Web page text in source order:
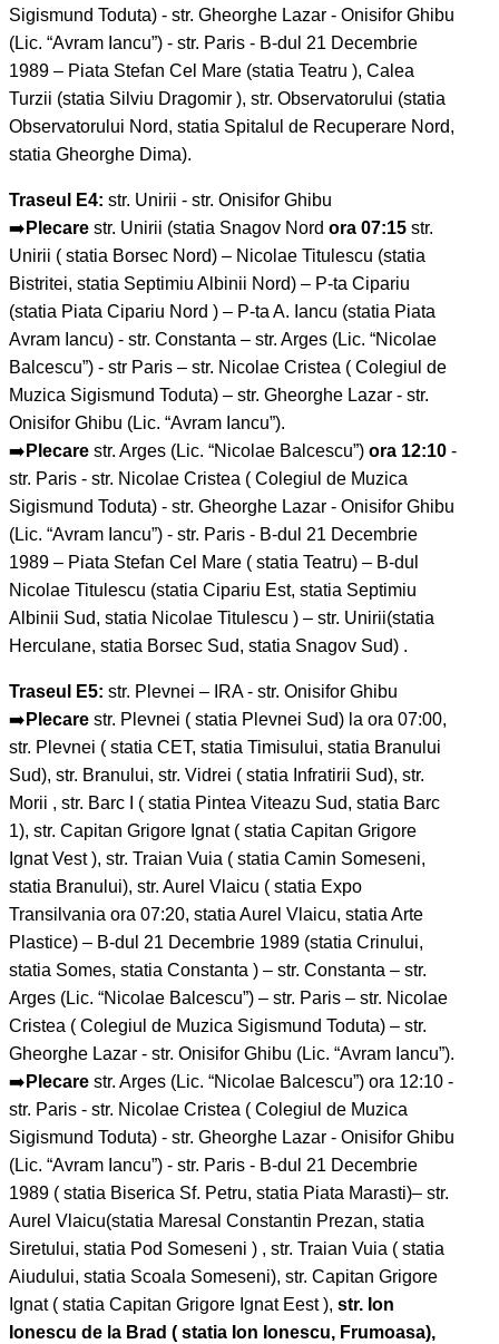
Sigismund Toduta) - str. Gheorghe Lazar - Onisifor Ghibu
(Lic. “Avram Iancu”) - str. Paris - B-dul 21 Decembrie
1989 – Piata Stefan Cel Mare (statia Teatru ), Calea
Turzii (statia Silviu Dragomir ), str. Observatorului (statia
Observatorului Nord, statia Spitalul de Recuperare Nord,
statia Gheorghe Dima).
Traseul E4: str. Unirii - str. Onisifor Ghibu
➡️ Plecare str. Unirii (statia Snagov Nord ora 07:15 str.
Unirii ( statia Borsec Nord) – Nicolae Titulescu (statia
Bistritei, statia Septimiu Albinii Nord) – P-ta Cipariu
(statia Piata Cipariu Nord ) – P-ta A. Iancu (statia Piata
Avram Iancu) - str. Constanta – str. Arges (Lic. “Nicolae
Balcescu”) - str Paris – str. Nicolae Cristea ( Colegiul de
Muzica Sigismund Toduta) – str. Gheorghe Lazar - str.
Onisifor Ghibu (Lic. “Avram Iancu”).
➡️ Plecare str. Arges (Lic. “Nicolae Balcescu”) ora 12:10 -
str. Paris - str. Nicolae Cristea ( Colegiul de Muzica
Sigismund Toduta) - str. Gheorghe Lazar - Onisifor Ghibu
(Lic. “Avram Iancu”) - str. Paris - B-dul 21 Decembrie
1989 – Piata Stefan Cel Mare ( statia Teatru) – B-dul
Nicolae Titulescu (statia Cipariu Est, statia Septimiu
Albinii Sud, statia Nicolae Titulescu ) – str. Unirii(statia
Herculane, statia Borsec Sud, statia Snagov Sud) .
Traseul E5: str. Plevnei – IRA - str. Onisifor Ghibu
➡️ Plecare str. Plevnei ( statia Plevnei Sud) la ora 07:00,
str. Plevnei ( statia CET, statia Timisului, statia Branului
Sud), str. Branului, str. Vidrei ( statia Infratirii Sud), str.
Morii , str. Barc I ( statia Pintea Viteazu Sud, statia Barc
1), str. Capitan Grigore Ignat ( statia Capitan Grigore
Ignat Vest ), str. Traian Vuia ( statia Camin Someseni,
statia Branului), str. Aurel Vlaicu ( statia Expo
Transilvania ora 07:20, statia Aurel Vlaicu, statia Arte
Plastice) – B-dul 21 Decembrie 1989 (statia Crinului,
statia Somes, statia Constanta ) – str. Constanta – str.
Arges (Lic. “Nicolae Balcescu”) – str. Paris – str. Nicolae
Cristea ( Colegiul de Muzica Sigismund Toduta) – str.
Gheorghe Lazar - str. Onisifor Ghibu (Lic. “Avram Iancu”).
➡️ Plecare str. Arges (Lic. “Nicolae Balcescu”) ora 12:10 -
str. Paris - str. Nicolae Cristea ( Colegiul de Muzica
Sigismund Toduta) - str. Gheorghe Lazar - Onisifor Ghibu
(Lic. “Avram Iancu”) - str. Paris - B-dul 21 Decembrie
1989 ( statia Biserica Sf. Petru, statia Piata Marasti)– str.
Aurel Vlaicu(statia Maresal Constantin Prezan, statia
Siretului, statia Pod Someseni ) , str. Traian Vuia ( statia
Aiudului, statia Scoala Someseni), str. Capitan Grigore
Ignat ( statia Capitan Grigore Ignat Eest ), str. Ion
Ionescu de la Brad ( statia Ion Ionescu, Frumoasa),